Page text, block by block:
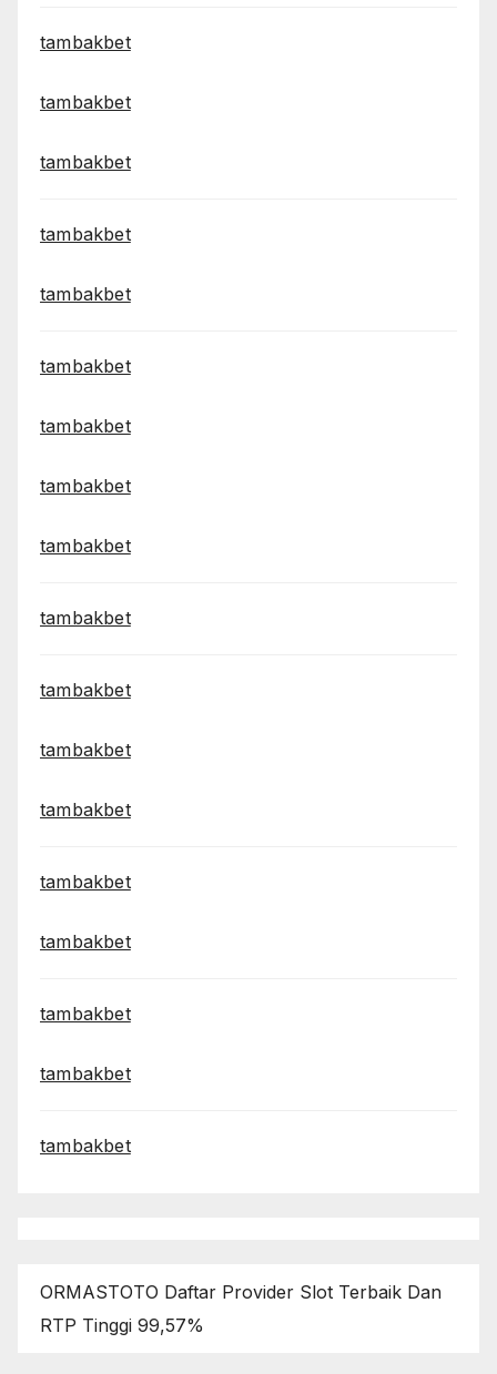
tambakbet
tambakbet
tambakbet
tambakbet
tambakbet
tambakbet
tambakbet
tambakbet
tambakbet
tambakbet
tambakbet
tambakbet
tambakbet
tambakbet
tambakbet
tambakbet
tambakbet
tambakbet
ORMASTOTO Daftar Provider Slot Terbaik Dan
RTP Tinggi 99,57%